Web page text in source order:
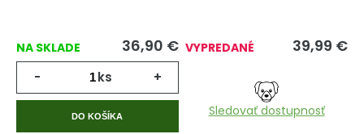
NA SKLADE 36,90 €
- ks +
DO KOŠÍKA
VYPREDANÉ 39,99 €
Sledovať dostupnosť